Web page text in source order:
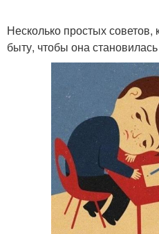
Несколько простых советов,
быту, чтобы она